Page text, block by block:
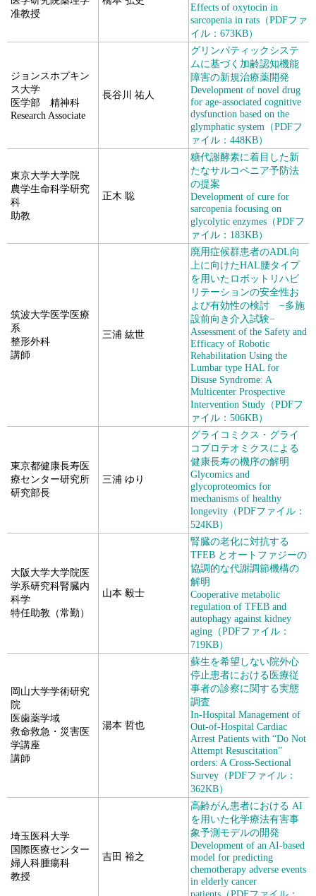
准教授
Effects of oxytocin in
sarcopenia in rats（PDFファ
イル：673KB）
ジョンスホプキン
ス大学
医学部 精神科
Research Associate
長谷川 祐人
グリンパティックシステ
ムに基づく加齢認知機能
障害の新規治療薬開発
Development of novel drug
for age-associated cognitive
dysfunction based on the
glymphatic system（PDFフ
ァイル：448KB）
東京大学大学院
農学生命科学研究
科
助教
正木 聡
糖代謝酵素に着目した新
たなサルコペニア予防法
の提案
Development of cure for
sarcopenia focusing on
glycolytic enzymes（PDFフ
ァイル：183KB）
筑波大学医学医療
系
整形外科
講師
三浦 紘世
廃用症候群患者のADL向
上に向けたHAL腰タイプ
を用いたロボットリハビ
リテーションの安全性お
よび有効性の検討 −多施
設前向き介入試験−
Assessment of the Safety and
Efficacy of Robotic
Rehabilitation Using the
Lumbar type HAL for
Disuse Syndrome: A
Multicenter Prospective
Intervention Study（PDFフ
ァイル：506KB）
東京都健康長寿医
療センター研究所
研究部長
三浦 ゆり
グライコミクス・グライ
コプロテオミクスによる
健康長寿の機序の解明
Glycomics and
glycoproteomics for
mechanisms of healthy
longevity（PDFファイル：
524KB）
大阪大学大学院医
学系研究科腎臓内
科学
特任助教（常勤）
山本 毅士
腎臓の老化に対抗する
TFEB とオートファジーの
協調的な代謝調節機構の
解明
Cooperative metabolic
regulation of TFEB and
autophagy against kidney
aging（PDFファイル：
719KB）
岡山大学学術研究
院
医歯薬学域
救命救急・災害医
学講座
講師
湯本 哲也
蘇生を希望しない院外心
停止患者における医療従
事者の診察に関する実態
調査
In-Hospital Management of
Out-of-Hospital Cardiac
Arrest Patients with “Do Not
Attempt Resuscitation”
orders: A Cross-Sectional
Survey（PDFファイル：
362KB）
埼玉医科大学
国際医療センター
婦人科腫瘍科
教授
吉田 裕之
高齢がん患者における AI
を用いた化学療法有害事
象予測モデルの開発
Development of an AI-based
model for predicting
chemotherapy adverse events
in elderly cancer